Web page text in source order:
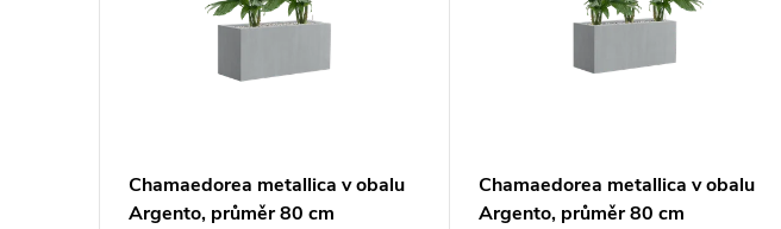
Chamaedorea metallica v obalu
Argento, průměr 80 cm
Chamaedorea metallica v obalu
Argento, průměr 80 cm